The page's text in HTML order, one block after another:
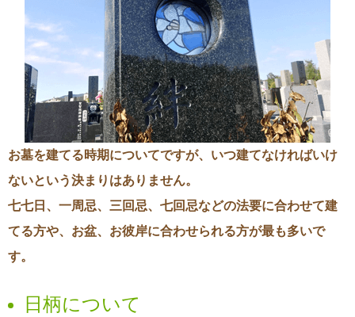
お墓を建てる時期についてですが、いつ建てなければいけ
ないという決まりはありません。
七七日、一周忌、三回忌、七回忌などの法要に合わせて建
てる方や、お盆、お彼岸に合わせられる方が最も多いで
す。
日柄について